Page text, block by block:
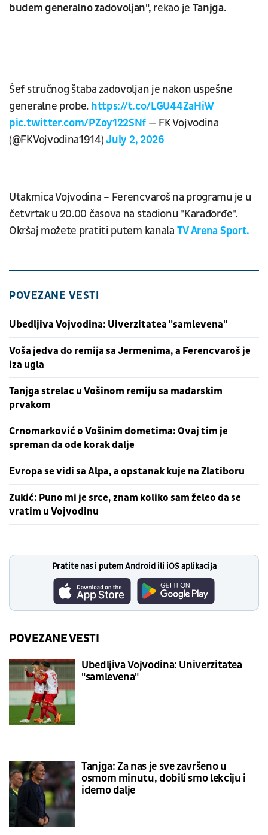
budem generalno zadovoljan", rekao je Tanjga.
Šef stručnog štaba zadovoljan je nakon uspešne
generalne probe. https://t.co/LGU44ZaHiW
pic.twitter.com/PZoy122SNf — FK Vojvodina
(@FKVojvodina1914)July 2, 2026
Utakmica Vojvodina – Ferencvaroš na programu je u
četvrtak u 20.00 časova na stadionu "Karađorđe".
Okršaj možete pratiti putem kanala TV Arena Sport.
POVEZANE VESTI
Ubedljiva Vojvodina: Uiverzitatea "samlevena"
Voša jedva do remija sa Jermenima, a Ferencvaroš je
iza ugla
Tanjga strelac u Vošinom remiju sa mađarskim
prvakom
Crnomarković o Vošinim dometima: Ovaj tim je
spreman da ode korak dalje
Evropa se vidi sa Alpa, a opstanak kuje na Zlatiboru
Zukić: Puno mi je srce, znam koliko sam želeo da se
vratim u Vojvodinu
Pratite nas i putem Android ili iOS aplikacija
POVEZANE VESTI
Ubedljiva Vojvodina: Univerzitatea
"samlevena"
Tanjga: Za nas je sve završeno u
osmom minutu, dobili smo lekciju i
idemo dalje